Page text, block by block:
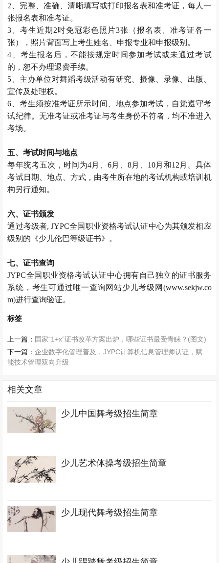
2、完整、准确、清晰填写或打印报名表和准考证，每人一
张报名表和准考证。
3、考生近期2吋免冠彩色照片3张（报名表、准考证各一
张），照片背面写上考生姓名、申报专业和申报级别。
4、考生报名后，不能按规定时间参加考试或未通过考试
的，恕不办理退费手续。
5、主办单位对舞蹈考级活动有研究、摄像、录像、出版、
宣传及处理权。
6、考生须按准考证所示时间、地点参加考试，自觉遵守考
试纪律。无准考证或准考证与考生身份不符者，均不准进入
考场。
五、考试时间与地点
每年统考五次，时间为4月、6月、8月、10月和12月。具体
考试日期、地点、方式，由考生所在地的考试机构或培训机
构另行通知。
六、证书颁发
通过考级者, JYPC全国职业资格考试认证中心为其颁发相应
级别的《少儿伦巴等级证书》。
七、证书查询
JYPC全国职业资格考试认证中心拥有自己独立的证书服务
系统，考生可通过唯一查询网站少儿考级网(www.sekjw.co
m)进行查询验证。
标签
上一篇： 国家“1+x”证书改革方案出炉，哪些证书最受青睐？(图文)
下一篇：企业数字化管理普及，JYPC计算机信息管理师认证，赋
能技术管理双向升级
相关文章
少儿中国舞考级招生简章
少儿艺术体操考级招生简章
少儿现代舞考级招生简章